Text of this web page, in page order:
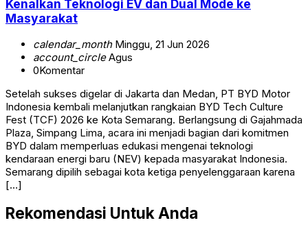
Kenalkan Teknologi EV dan Dual Mode ke
Masyarakat
calendar_monthMinggu, 21 Jun 2026
account_circleAgus
0Komentar
Setelah sukses digelar di Jakarta dan Medan, PT BYD Motor
Indonesia kembali melanjutkan rangkaian BYD Tech Culture
Fest (TCF) 2026 ke Kota Semarang. Berlangsung di Gajahmada
Plaza, Simpang Lima, acara ini menjadi bagian dari komitmen
BYD dalam memperluas edukasi mengenai teknologi
kendaraan energi baru (NEV) kepada masyarakat Indonesia.
Semarang dipilih sebagai kota ketiga penyelenggaraan karena
[…]
Rekomendasi Untuk Anda